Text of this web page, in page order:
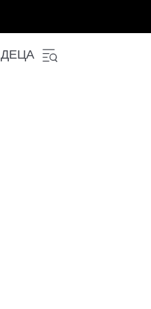
ДЕЦА